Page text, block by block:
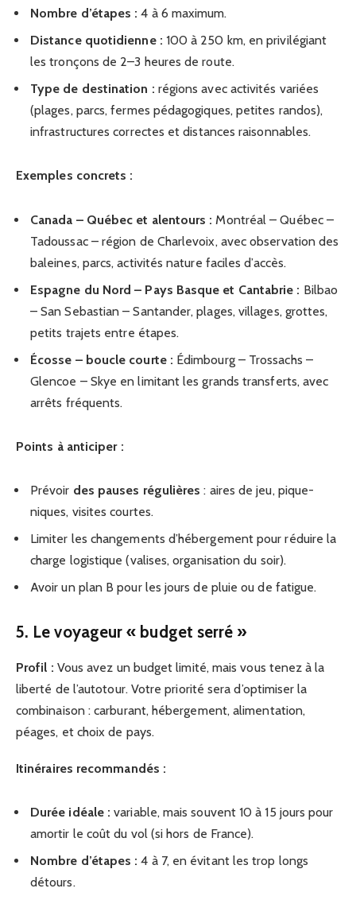
Nombre d’étapes : 4 à 6 maximum.
Distance quotidienne : 100 à 250 km, en privilégiant
les tronçons de 2–3 heures de route.
Type de destination : régions avec activités variées
(plages, parcs, fermes pédagogiques, petites randos),
infrastructures correctes et distances raisonnables.
Exemples concrets :
Canada – Québec et alentours : Montréal – Québec –
Tadoussac – région de Charlevoix, avec observation des
baleines, parcs, activités nature faciles d’accès.
Espagne du Nord – Pays Basque et Cantabrie : Bilbao
– San Sebastian – Santander, plages, villages, grottes,
petits trajets entre étapes.
Écosse – boucle courte : Édimbourg – Trossachs –
Glencoe – Skye en limitant les grands transferts, avec
arrêts fréquents.
Points à anticiper :
Prévoir des pauses régulières : aires de jeu, pique-
niques, visites courtes.
Limiter les changements d’hébergement pour réduire la
charge logistique (valises, organisation du soir).
Avoir un plan B pour les jours de pluie ou de fatigue.
5. Le voyageur « budget serré »
Profil : Vous avez un budget limité, mais vous tenez à la
liberté de l’autotour. Votre priorité sera d’optimiser la
combinaison : carburant, hébergement, alimentation,
péages, et choix de pays.
Itinéraires recommandés :
Durée idéale : variable, mais souvent 10 à 15 jours pour
amortir le coût du vol (si hors de France).
Nombre d’étapes : 4 à 7, en évitant les trop longs
détours.